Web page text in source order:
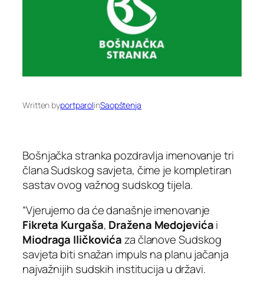
Written byportparolinSaopštenja
Bošnjačka stranka pozdravlja imenovanje tri
člana Sudskog savjeta, čime je kompletiran
sastav ovog važnog sudskog tijela.
“Vjerujemo da će današnje imenovanje
Fikreta Kurgaša, Dražena Medojevićai
Miodraga Iličkovićaza članove Sudskog
savjeta biti snažan impuls na planu jačanja
najvažnijih sudskih institucija u državi.